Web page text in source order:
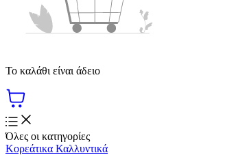
Το καλάθι είναι άδειο
Όλες οι κατηγορίες
Κορεάτικα Καλλυντικά